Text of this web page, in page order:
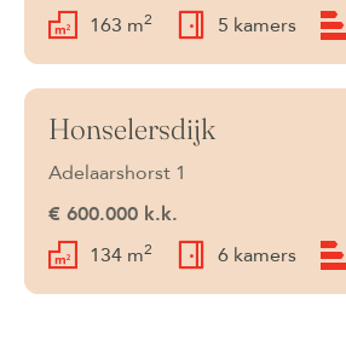
163 m2 5 kamers
Beschikbaar
Honselersdijk
Adelaarshorst 1
€ 600.000 k.k.
134 m2 6 kamers